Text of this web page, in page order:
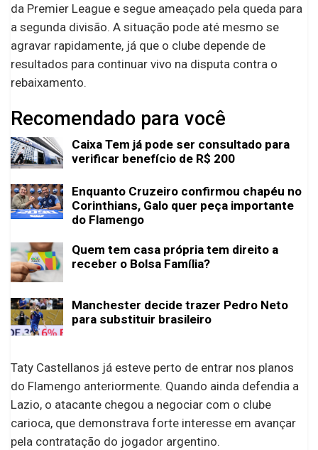
da Premier League e segue ameaçado pela queda para
a segunda divisão. A situação pode até mesmo se
agravar rapidamente, já que o clube depende de
resultados para continuar vivo na disputa contra o
rebaixamento.
Recomendado para você
Caixa Tem já pode ser consultado para
verificar benefício de R$ 200
Enquanto Cruzeiro confirmou chapéu no
Corinthians, Galo quer peça importante
do Flamengo
Quem tem casa própria tem direito a
receber o Bolsa Família?
Manchester decide trazer Pedro Neto
para substituir brasileiro
Taty Castellanos já esteve perto de entrar nos planos
do Flamengo anteriormente. Quando ainda defendia a
Lazio, o atacante chegou a negociar com o clube
carioca, que demonstrava forte interesse em avançar
pela contratação do jogador argentino.